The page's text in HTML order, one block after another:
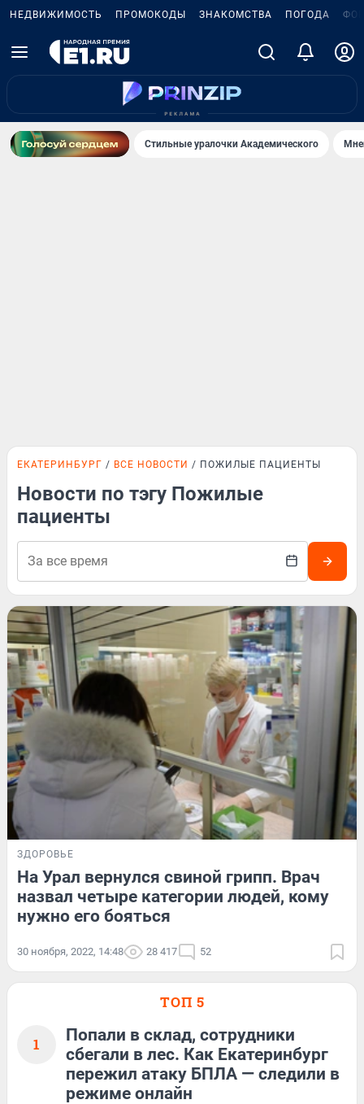
НЕДВИЖИМОСТЬ ПРОМОКОДЫ ЗНАКОМСТВА ПОГОДА
Стильные уралочки Академического
ЕКАТЕРИНБУРГ ВСЕ НОВОСТИ ПОЖИЛЫЕ ПАЦИЕНТЫ
Новости по тэгу Пожилые
пациенты
ЗДОРОВЬЕ
На Урал вернулся свиной грипп. Врач
назвал четыре категории людей, кому
нужно его бояться
30 ноября, 2022, 14:48 28 417 52
ТОП 5
1
Попали в склад, сотрудники
сбегали в лес. Как Екатеринбург
пережил атаку БПЛА — следили в
режиме онлайн